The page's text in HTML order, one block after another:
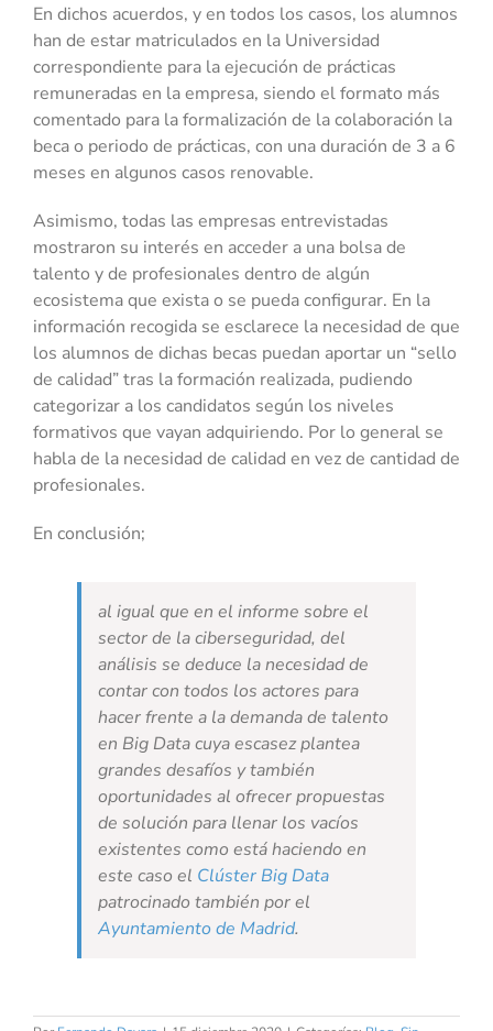
En dichos acuerdos, y en todos los casos, los alumnos
han de estar matriculados en la Universidad
correspondiente para la ejecución de prácticas
remuneradas en la empresa, siendo el formato más
comentado para la formalización de la colaboración la
beca o periodo de prácticas, con una duración de 3 a 6
meses en algunos casos renovable.
Asimismo, todas las empresas entrevistadas
mostraron su interés en acceder a una bolsa de
talento y de profesionales dentro de algún
ecosistema que exista o se pueda configurar. En la
información recogida se esclarece la necesidad de que
los alumnos de dichas becas puedan aportar un “sello
de calidad” tras la formación realizada, pudiendo
categorizar a los candidatos según los niveles
formativos que vayan adquiriendo. Por lo general se
habla de la necesidad de calidad en vez de cantidad de
profesionales.
En conclusión;
al igual que en el informe sobre el
sector de la ciberseguridad, del
análisis se deduce la necesidad de
contar con todos los actores para
hacer frente a la demanda de talento
en Big Data cuya escasez plantea
grandes desafíos y también
oportunidades al ofrecer propuestas
de solución para llenar los vacíos
existentes como está haciendo en
este caso el Clúster Big Data
patrocinado también por el
Ayuntamiento de Madrid.